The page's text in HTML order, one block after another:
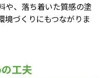
や、落ち着いた質感の塗
境づくりにもつながりま
工夫